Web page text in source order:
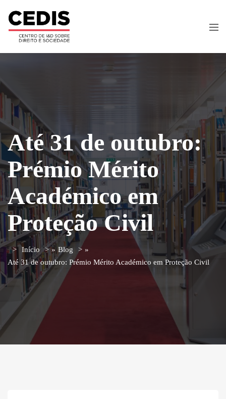
Até 31 de outubro:
Prémio Mérito
Académico em
Proteção Civil
Início » Blog
»
Até 31 de outubro: Prémio Mérito Académico em Proteção Civil